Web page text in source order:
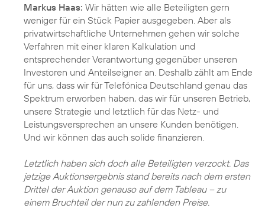
Markus Haas: Wir hätten wie alle Beteiligten gern
weniger für ein Stück Papier ausgegeben. Aber als
privatwirtschaftliche Unternehmen gehen wir solche
Verfahren mit einer klaren Kalkulation und
entsprechender Verantwortung gegenüber unseren
Investoren und Anteilseigner an. Deshalb zählt am Ende
für uns, dass wir für Telefónica Deutschland genau das
Spektrum erworben haben, das wir für unseren Betrieb,
unsere Strategie und letztlich für das Netz- und
Leistungsversprechen an unsere Kunden benötigen.
Und wir können das auch solide finanzieren.
Letztlich haben sich doch alle Beteiligten verzockt. Das
jetzige Auktionsergebnis stand bereits nach dem ersten
Drittel der Auktion genauso auf dem Tableau – zu
einem Bruchteil der nun zu zahlenden Preise.